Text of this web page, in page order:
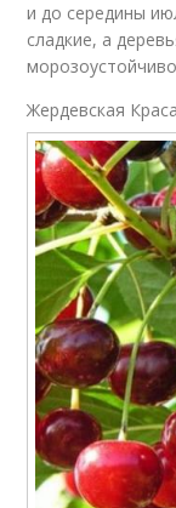
и до середины
сладкие, а
Жердевская